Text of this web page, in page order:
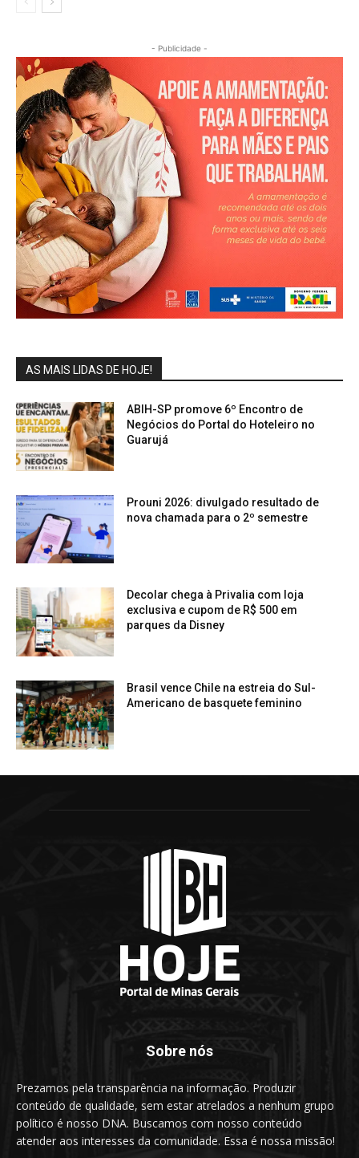
- Publicidade -
AS MAIS LIDAS DE HOJE!
ABIH-SP promove 6º Encontro de
Negócios do Portal do Hoteleiro no
Guarujá
Prouni 2026: divulgado resultado de
nova chamada para o 2º semestre
Decolar chega à Privalia com loja
exclusiva e cupom de R$ 500 em
parques da Disney
Brasil vence Chile na estreia do Sul-
Americano de basquete feminino
Sobre nós
Prezamos pela transparência na informação. Produzir
conteúdo de qualidade, sem estar atrelados a nenhum grupo
político é nosso DNA. Buscamos com nosso conteúdo
atender aos interesses da comunidade. Essa é nossa missão!